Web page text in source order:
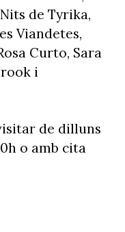
de Tyrika,
Viandetes,
Curto, Sara
i
de dilluns
o amb cita